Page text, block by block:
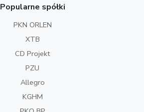
Popularne spółki
PKN ORLEN
XTB
CD Projekt
PZU
Allegro
KGHM